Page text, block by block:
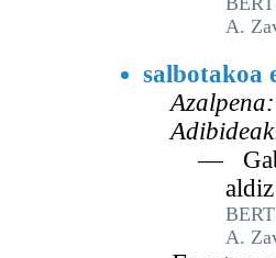
A.
salbotakoa
Azalpena:
—
A.